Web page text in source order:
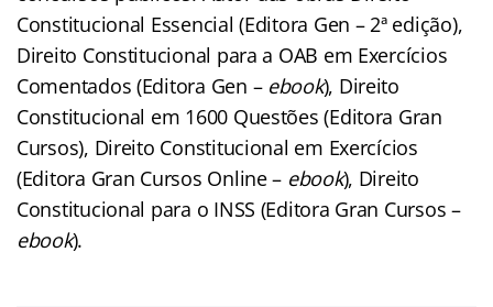
Constitucional Essencial (Editora Gen – 2ª edição),
Direito Constitucional para a OAB em Exercícios
Comentados (Editora Gen – ebook), Direito
Constitucional em 1600 Questões (Editora Gran
Cursos), Direito Constitucional em Exercícios
(Editora Gran Cursos Online – ebook), Direito
Constitucional para o INSS (Editora Gran Cursos –
ebook).